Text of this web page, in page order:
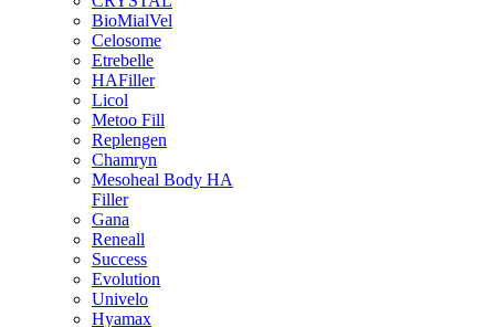
BioMialVel
Celosome
Etrebelle
HAFiller
Licol
Metoo Fill
Replengen
Chamryn
Mesoheal Body HA
Filler
Gana
Reneall
Success
Evolution
Univelo
Hyamax